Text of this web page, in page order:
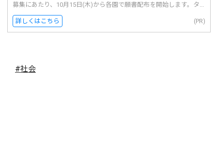
募集にあたり、10月15日(木)から各園で願書配布を開始します。タ...
詳しくはこちら (PR)
#社会